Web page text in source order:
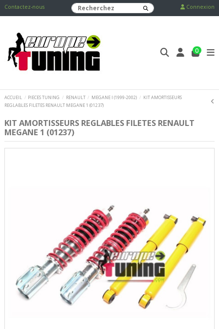
Contactez-nous Connexion
0
ACCUEIL PIECES TUNING RENAULT MEGANE I (1999-2002)
KIT AMORTISSEURS
REGLABLES FILETES RENAULT MEGANE 1 (01237)
KIT AMORTISSEURS REGLABLES FILETES RENAULT
MEGANE 1 (01237)